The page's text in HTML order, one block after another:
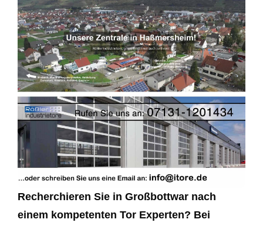
Recherchieren Sie in Großbottwar nach
einem kompetenten Tor Experten? Bei